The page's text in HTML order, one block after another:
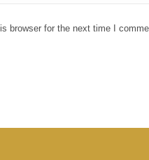
browser for the next time I